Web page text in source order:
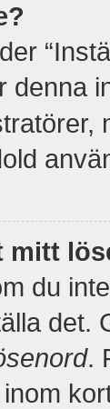
denna
mitt
du
det.
.